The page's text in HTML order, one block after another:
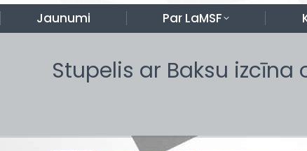
Jaunumi Par LaMSF
Stupelis ar Baksu